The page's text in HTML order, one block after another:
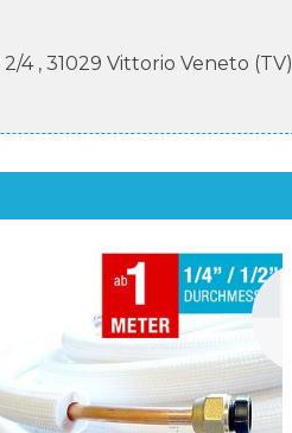
2/4, 31029 Vittorio Veneto (TV)